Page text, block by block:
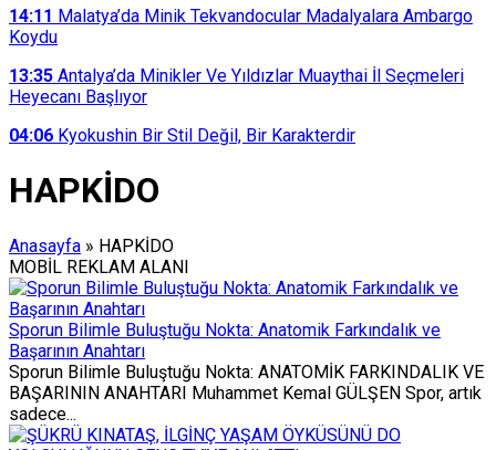
14:11 Malatya’da Minik Tekvandocular Madalyalara Ambargo
Koydu
13:35 Antalya’da Minikler Ve Yıldızlar Muaythai İl Seçmeleri
Heyecanı Başlıyor
04:06 Kyokushin Bir Stil Değil, Bir Karakterdir
HAPKİDO
Anasayfa » HAPKİDO
MOBİL REKLAM ALANI
Sporun Bilimle Buluştuğu Nokta: Anatomik Farkındalık ve
Başarının Anahtarı
Sporun Bilimle Buluştuğu Nokta: ANATOMİK FARKINDALIK VE
BAŞARININ ANAHTARI Muhammet Kemal GÜLŞEN Spor, artık
sadece...